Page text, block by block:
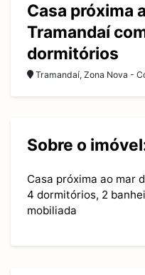
Casa próxima
Tramandaí
dormitórios
Tramandaí, Zona Nova -
Sobre o
Casa próxima ao mar
4 dormitórios, 2
mobiliada